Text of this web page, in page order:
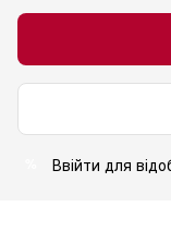
Ввійти для